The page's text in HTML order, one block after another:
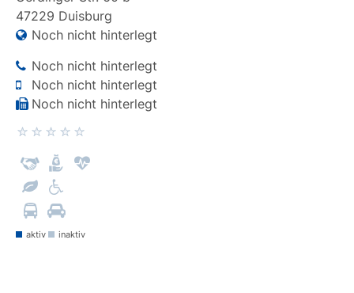
47229 Duisburg
Noch nicht hinterlegt
Noch nicht hinterlegt
Noch nicht hinterlegt
Noch nicht hinterlegt
aktiv inaktiv